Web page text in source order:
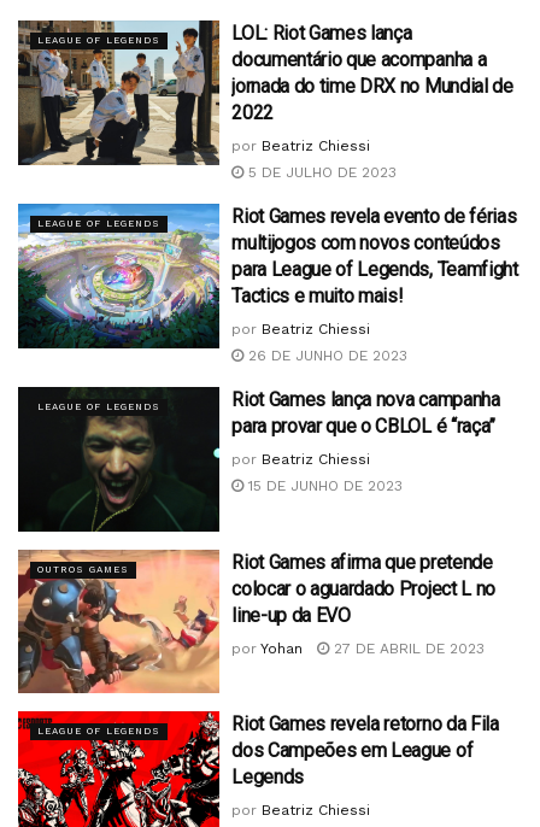
LEAGUE OF LEGENDS
LOL: Riot Games lança
documentário que acompanha a
jornada do time DRX no Mundial de
2022
por Beatriz Chiessi
5 DE JULHO DE 2023
LEAGUE OF LEGENDS
Riot Games revela evento de férias
multijogos com novos conteúdos
para League of Legends, Teamfight
Tactics e muito mais!
por Beatriz Chiessi
26 DE JUNHO DE 2023
LEAGUE OF LEGENDS
Riot Games lança nova campanha
para provar que o CBLOL é “raça”
por Beatriz Chiessi
15 DE JUNHO DE 2023
OUTROS GAMES
Riot Games afirma que pretende
colocar o aguardado Project L no
line-up da EVO
por Yohan 27 DE ABRIL DE 2023
LEAGUE OF LEGENDS
Riot Games revela retorno da Fila
dos Campeões em League of
Legends
por Beatriz Chiessi